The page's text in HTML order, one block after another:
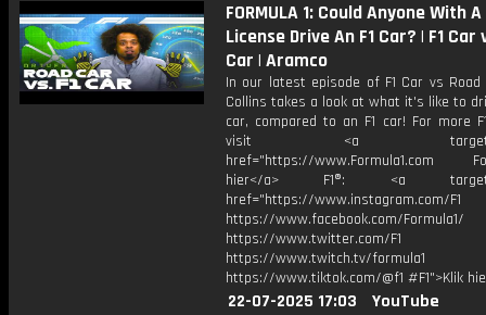
FORMULA 1: Could Anyone With
License Drive An F1 Car? | F1 Car
Car | Aramco
In our latest episode of F1 Car vs Road
Collins takes a look at what it's like to
car, compared to an F1 car! For more
visit <a
href="https://www.Formula1.com
hier</a> F1®: <a
href="https://www.instagram.com/F1
https://www.facebook.com/Formula1/
https://www.twitter.com/F1
https://www.twitch.tv/formula1
https://www.tiktok.com/@f1 #F1">Klik
22-07-2025 17:03
YouTube